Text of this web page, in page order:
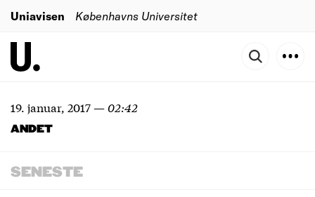
Uniavisen Københavns Universitet
19. januar, 2017—02:42
ANDET
SENESTE